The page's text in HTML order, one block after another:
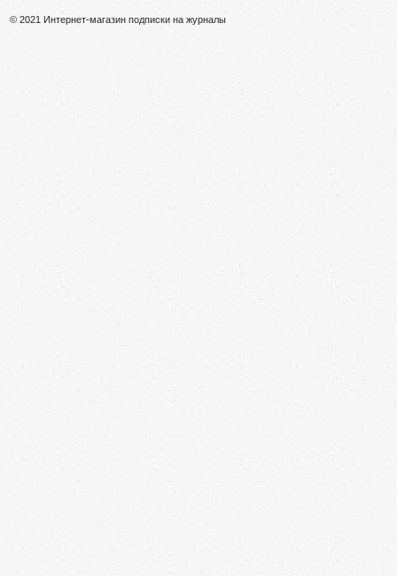
© 2021 Интернет-магазин подписки на журналы